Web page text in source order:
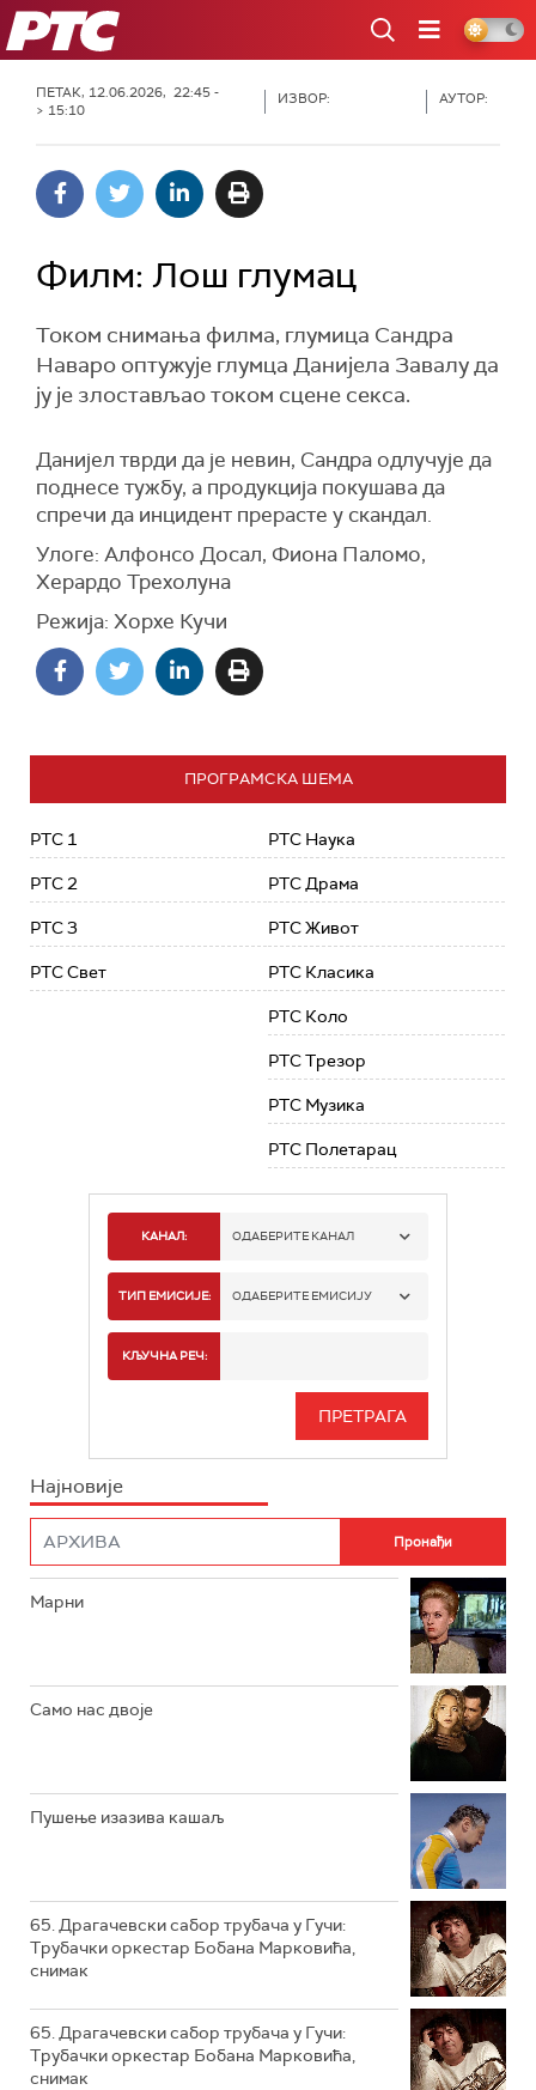
РТС
ПЕТАК, 12.06.2026, 22:45 -
> 15:10
ИЗВОР: АУТОР:
Филм: Лош глумац
Током снимања филма, глумица Сандра
Наваро оптужује глумца Данијела Завалу да
ју је злостављао током сцене секса.
Данијел тврди да је невин, Сандра одлучује да
поднесе тужбу, а продукција покушава да
спречи да инцидент прерасте у скандал.
Улоге: Алфонсо Досал, Фиона Паломо,
Херардо Трехолуна
Режија: Хорхе Кучи
ПРОГРАМСКА ШЕМА
РТС 1
РТС 2
РТС 3
РТС Свет
РТС Наука
РТС Драма
РТС Живот
РТС Класика
РТС Коло
РТС Трезор
РТС Музика
РТС Полетарац
КАНАЛ: ОДАБЕРИТЕ КАНАЛ
РТС 1
РТС 3
ТИП ЕМИСИЈЕ: ОДАБЕРИТЕ ЕМИСИЈУ
ИНФО
КЉУЧНА РЕЧ:
Најновије
Марни
Само нас двоје
Пушење изазива кашаљ
65. Драгачевски сабор трубача у Гучи:
Трубачки оркестар Бобана Марковића,
снимак
65. Драгачевски сабор трубача у Гучи:
Трубачки оркестар Бобана Марковића,
снимак